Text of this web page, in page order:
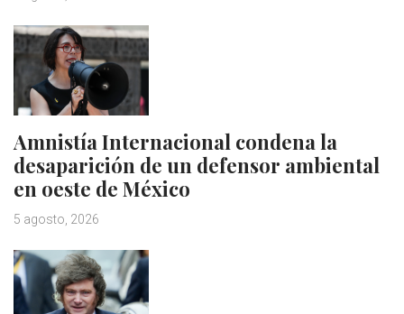
Amnistía Internacional condena la
desaparición de un defensor ambiental
en oeste de México
5 agosto, 2026